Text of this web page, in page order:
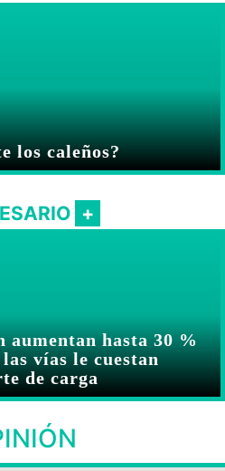
los caleños?
aumentan hasta 30 %
vías le cuestan
de carga